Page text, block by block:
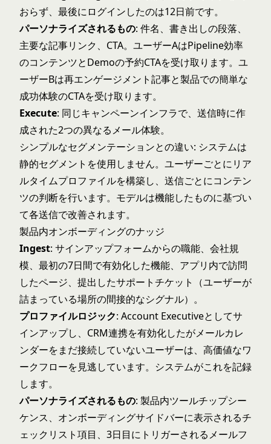
おらず、最後にログインしたのは12日前です。
パーソナライズされるもの: 件名、書き出しの段落、
主要な記事リンク、CTA。ユーザーAはPipeline効率
のコンテンツとDemoの予約CTAを受け取ります。ユ
ーザーBは再エンゲージメント記事と製品での簡単な
成功体験のCTAを受け取ります。
Execute: 同じキャンペーンインフラで、送信時に作
成された2つの異なるメール体験。
シンプルなセグメンテーションとの違い: システムは
静的セグメントを使用しません。ユーザーごとにリア
ルタイムプロファイルを構築し、送信ごとにコンテン
ツの判断を行います。モデルは機能したものに基づい
て各送信で改善されます。
製品内オンボーディングのナッジ
Ingest: サインアップフォームからの職能、会社規
模、最初の7日間で有効化した機能、アプリ内で訪問
したページ、提出したサポートチケット（ユーザーが
詰まっている場所の間接的なシグナル）。
プロファイルロジック: Account Executiveとしてサ
インアップし、CRM連携を有効化したがメールカレ
ンダーをまだ接続していないユーザーは、高価値なワ
ークフローを見逃しています。システムがこれを記録
します。
パーソナライズされるもの: 製品内ツールチップシー
ケンス、オンボーディングサイドバーに表示されるチ
ェックリスト項目、3日目にトリガーされるメールフ